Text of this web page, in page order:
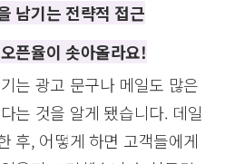
남기는 전략적 접근
픈율이 솟아올라요!
는 광고 문구나 메일도 많은
는 것을 알게 됐습니다. 데일
후, 어떻게 하면 고객들에게